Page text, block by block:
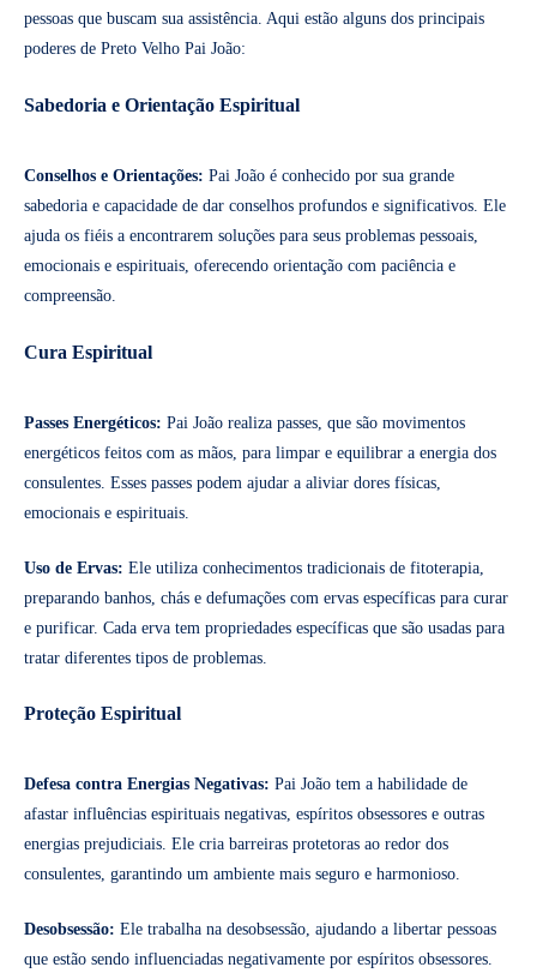
pessoas que buscam sua assistência. Aqui estão alguns dos principais
poderes de Preto Velho Pai João:
Sabedoria e Orientação Espiritual
Conselhos e Orientações: Pai João é conhecido por sua grande
sabedoria e capacidade de dar conselhos profundos e significativos. Ele
ajuda os fiéis a encontrarem soluções para seus problemas pessoais,
emocionais e espirituais, oferecendo orientação com paciência e
compreensão.
Cura Espiritual
Passes Energéticos: Pai João realiza passes, que são movimentos
energéticos feitos com as mãos, para limpar e equilibrar a energia dos
consulentes. Esses passes podem ajudar a aliviar dores físicas,
emocionais e espirituais.
Uso de Ervas: Ele utiliza conhecimentos tradicionais de fitoterapia,
preparando banhos, chás e defumações com ervas específicas para curar
e purificar. Cada erva tem propriedades específicas que são usadas para
tratar diferentes tipos de problemas.
Proteção Espiritual
Defesa contra Energias Negativas: Pai João tem a habilidade de
afastar influências espirituais negativas, espíritos obsessores e outras
energias prejudiciais. Ele cria barreiras protetoras ao redor dos
consulentes, garantindo um ambiente mais seguro e harmonioso.
Desobsessão: Ele trabalha na desobsessão, ajudando a libertar pessoas
que estão sendo influenciadas negativamente por espíritos obsessores.